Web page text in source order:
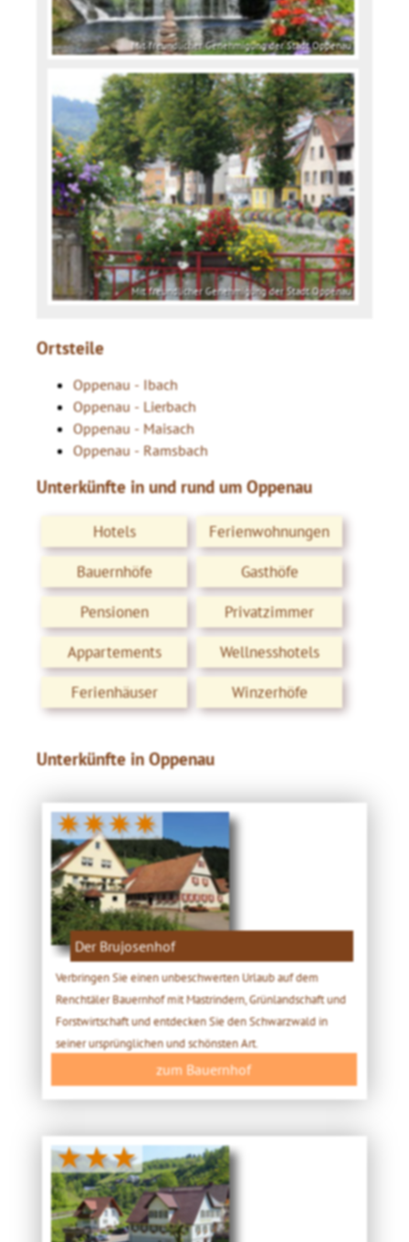
Mit freundlicher Genehmigung der Stadt Oppenau
Mit freundlicher Genehmigung der Stadt Oppenau
Ortsteile
Oppenau - Ibach
Oppenau - Lierbach
Oppenau - Maisach
Oppenau - Ramsbach
Unterkünfte in und rund um Oppenau
Hotels
Ferienwohnungen
Bauernhöfe
Gasthöfe
Pensionen
Privatzimmer
Appartements
Wellnesshotels
Ferienhäuser
Winzerhöfe
Unterkünfte in Oppenau
✷✷✷✷
Der Brujosenhof
Verbringen Sie einen unbeschwerten Urlaub auf dem
Renchtäler Bauernhof mit Mastrindern, Grünlandschaft und
Forstwirtschaft und entdecken Sie den Schwarzwald in
seiner ursprünglichen und schönsten Art.
zum Bauernhof
★★★